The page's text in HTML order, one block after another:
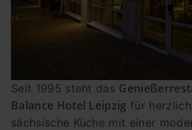
Seit 1995 steht das
Balance Hotel Leipzig für
sächsische Küche mit einer